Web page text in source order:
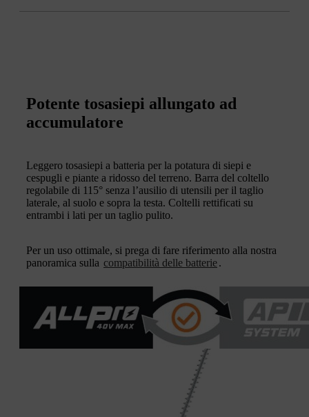
Potente tosasiepi allungato ad
accumulatore
Leggero tosasiepi a batteria per la potatura di siepi e
cespugli e piante a ridosso del terreno. Barra del coltello
regolabile di 115° senza l’ausilio di utensili per il taglio
laterale, al suolo e sopra la testa. Coltelli rettificati su
entrambi i lati per un taglio pulito.
Per un uso ottimale, si prega di fare riferimento alla nostra
panoramica sulla compatibilità delle batterie.